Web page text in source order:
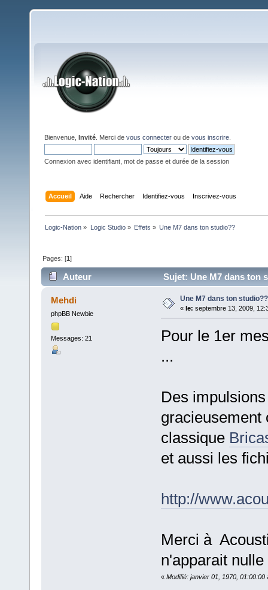
Bienvenue, Invité . Merci de vous connecter ou de vous inscrire
Connexion avec identifiant, mot de passe et durée de la session
Accueil Aide Rechercher Identifiez-vous Inscrivez-vous
Logic-Nation » Logic Studio» Effets » Une M7 dans ton studio??
Pages: [1]
Auteur Sujet: Une M7 dans ton
Mehdi
phpBB Newbie
Messages: 21
Une M7 dans ton studio??
« le: septembre 13, 2009,
Pour le 1er
...
Des
classique
et aussi les
http://
Merci à
n'apparait
« Modifié: janvier 01, 1970, 01:00:00